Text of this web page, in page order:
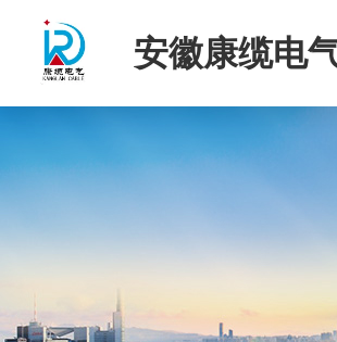
安徽康缆电